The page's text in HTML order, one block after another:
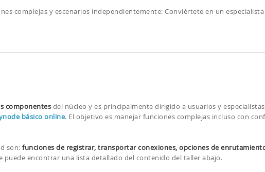
complejas y escenarios independientemente: Conviértete en un
componentes del núcleo y es principalmente dirigido a usuarios y
básico online. El objetivo es manejar funciones complejas incluso con
son: funciones de registrar, transportar conexiones, opciones de
puede encontrar una lista detallado del contenido del taller abajo.